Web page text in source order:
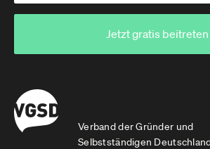
Verband der Gründer und
Selbstständigen
Jetzt gratis beitreten